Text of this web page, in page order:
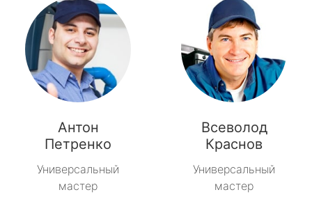
Антон
Петренко
Универсальный
мастер
Всеволод
Краснов
Универсальный
мастер